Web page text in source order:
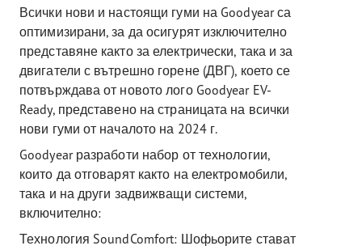
Всички нови и настоящи гуми на Goodyear са
оптимизирани, за да осигурят изключително
представяне както за електрически, така и за
двигатели с вътрешно горене (ДВГ), което се
потвърждава от новото лого Goodyear EV-
Ready, представено на страницата на всички
нови гуми от началото на 2024 г.
Goodyear разработи набор от технологии,
които да отговарят както на електромобили,
така и на други задвижващи системи,
включително:
Технология SoundComfort: Шофьорите стават